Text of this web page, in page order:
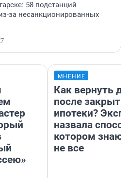
58 подстанций
за несанкционированных
МНЕНИЕ
Как вернуть
после
ипотеки?
назвала
котором
не все